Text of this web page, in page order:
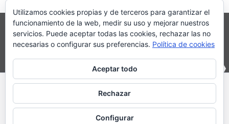
Política Cookies| Política Privacidad
© 2023 |PartiturasEnPdf.Com
Utilizamos cookies propias y de terceros para garantizar el
funcionamiento de la web, medir su uso y mejorar nuestros
servicios. Puede aceptar todas las cookies, rechazar las no
necesarias o configurar sus preferencias. Política de cookies
Aceptar todo
Rechazar
Configurar